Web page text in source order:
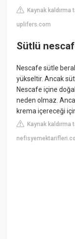
Kaynak kaldırma
uplifers.com
Sütlü
Nescafe sütle
yükseltir. Ancak
Nescafe içine
neden olmaz.
krema içereceği
Kaynak kaldırma